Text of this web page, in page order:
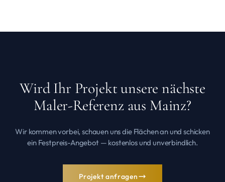
Wird Ihr Projekt unsere nächste
Maler-Referenz aus Mainz?
Wir kommen vorbei, schauen uns die Flächen an und schicken
ein Festpreis-Angebot — kostenlos und unverbindlich.
Projekt anfragen